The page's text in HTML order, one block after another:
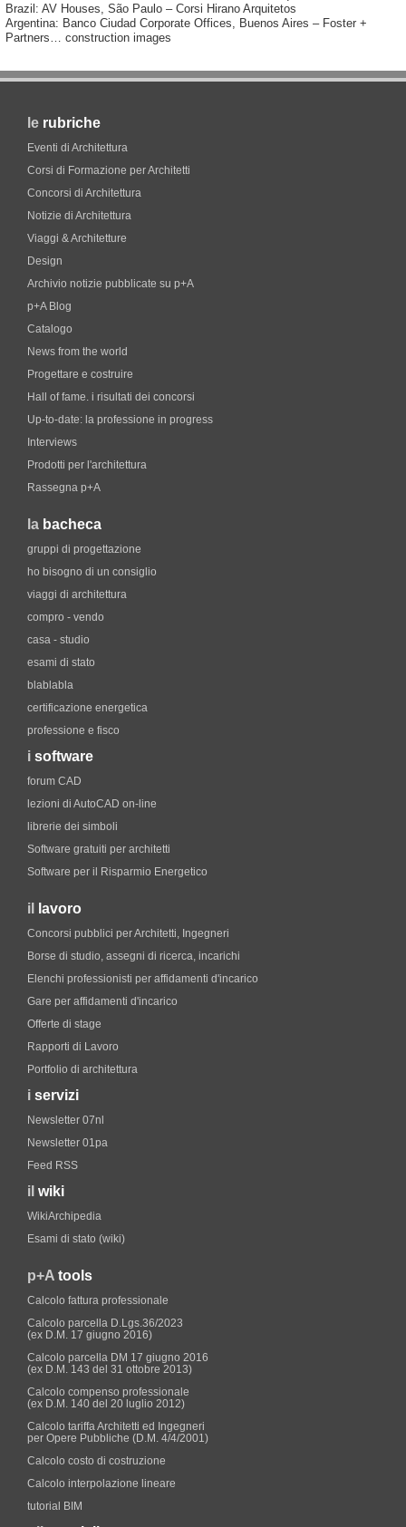
Brazil: AV Houses, São Paulo – Corsi Hirano Arquitetos
Argentina: Banco Ciudad Corporate Offices, Buenos Aires – Foster +
Partners… construction images
le rubriche
Eventi di Architettura
Corsi di Formazione per Architetti
Concorsi di Architettura
Notizie di Architettura
Viaggi & Architetture
Design
Archivio notizie pubblicate su p+A
p+A Blog
Catalogo
News from the world
Progettare e costruire
Hall of fame. i risultati dei concorsi
Up-to-date: la professione in progress
Interviews
Prodotti per l'architettura
Rassegna p+A
la bacheca
gruppi di progettazione
ho bisogno di un consiglio
viaggi di architettura
compro - vendo
casa - studio
esami di stato
blablabla
certificazione energetica
professione e fisco
i software
forum CAD
lezioni di AutoCAD on-line
librerie dei simboli
Software gratuiti per architetti
Software per il Risparmio Energetico
il lavoro
Concorsi pubblici per Architetti, Ingegneri
Borse di studio, assegni di ricerca, incarichi
Elenchi professionisti per affidamenti d'incarico
Gare per affidamenti d'incarico
Offerte di stage
Rapporti di Lavoro
Portfolio di architettura
i servizi
Newsletter 07nl
Newsletter 01pa
Feed RSS
il wiki
WikiArchipedia
Esami di stato (wiki)
p+A tools
Calcolo fattura professionale
Calcolo parcella D.Lgs.36/2023
(ex D.M. 17 giugno 2016)
Calcolo parcella DM 17 giugno 2016
(ex D.M. 143 del 31 ottobre 2013)
Calcolo compenso professionale
(ex D.M. 140 del 20 luglio 2012)
Calcolo tariffa Architetti ed Ingegneri
per Opere Pubbliche (D.M. 4/4/2001)
Calcolo costo di costruzione
Calcolo interpolazione lineare
tutorial BIM